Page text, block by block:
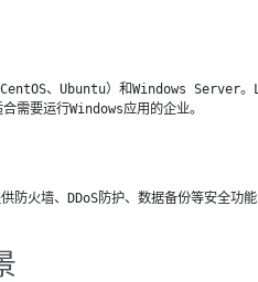
、Ubuntu）和Windows Server
需要运行Windows应用的企业。
防火墙、DDoS防护、数据备份等安全功